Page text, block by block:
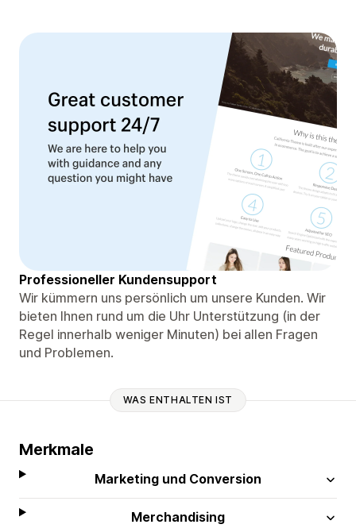
Professioneller Kundensupport
Wir kümmern uns persönlich um unsere Kunden. Wir
bieten Ihnen rund um die Uhr Unterstützung (in der
Regel innerhalb weniger Minuten) bei allen Fragen
und Problemen.
WAS ENTHALTEN IST
Merkmale
Marketing und Conversion
Merchandising